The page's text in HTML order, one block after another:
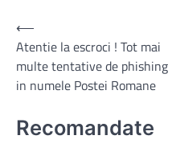
Navigare
în
articole
⟵
Atentie la escroci ! Tot mai
multe tentative de phishing
in numele Postei Romane
Recomandate